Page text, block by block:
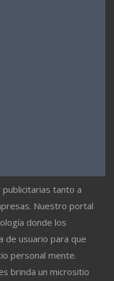
tanto a
Nuestro portal
donde los
de usuario para que
personal mente.
brinda un micrositio